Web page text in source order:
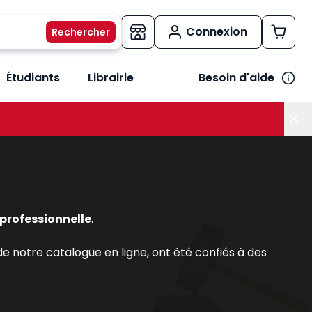
Connexion
métiers
le sous-menu Vos besoins
Étudiants Librairie Besoin d'aide
.
notre catalogue en ligne, ont été confiés à des